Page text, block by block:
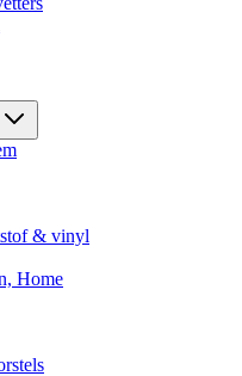
& vinyl
Home